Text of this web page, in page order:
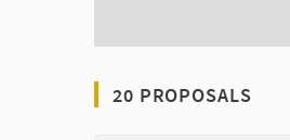
20 PROPOSALS